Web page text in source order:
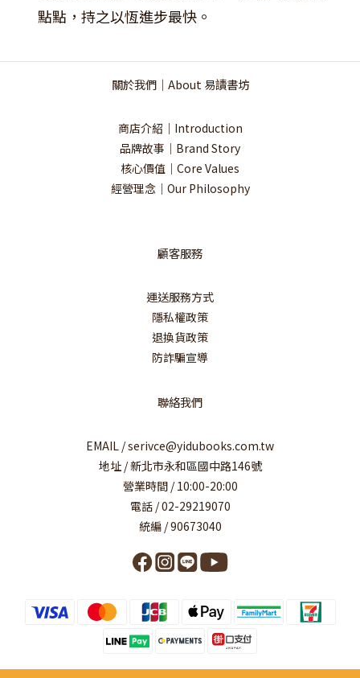
點點，持之以恆進步最快。
關於我們｜About 易讀書坊
商店介紹｜Introduction
品牌故事｜Brand Story
核心價值｜Core Values
經營理念｜Our Philosophy
顧客服務
運送服務方式
隱私權政策
退換貨政策
防詐騙宣導
聯絡我們
EMAIL / serivce@yidubooks.com.tw
地址 / 新北市永和區國中路146號
營業時間 / 10:00-20:00
電話 / 02-29219070
統編 / 90673040